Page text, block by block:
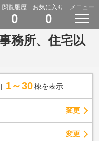
閲覧履歴
0
お気に入り
0
メニュー
務所、住宅以
1～30 棟を表示
変更
変更